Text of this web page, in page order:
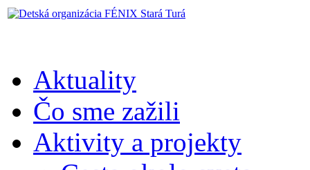
Aktuality
Čo sme zažili
Aktivity a projekty